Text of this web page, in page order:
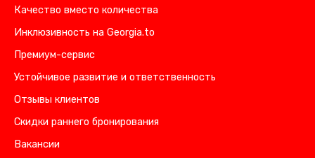
Качество вместо количества
Инклюзивность на Georgia.to
Премиум-сервис
Устойчивое развитие и ответственность
Отзывы клиентов
Скидки раннего бронирования
Вакансии